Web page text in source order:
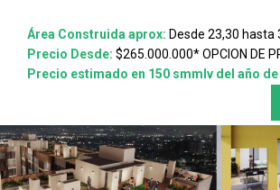
Área Construida aprox: Desde 23,30 hasta
Precio Desde: $265.000.000* OPCION DE
Precio estimado en 150 smmlv del año